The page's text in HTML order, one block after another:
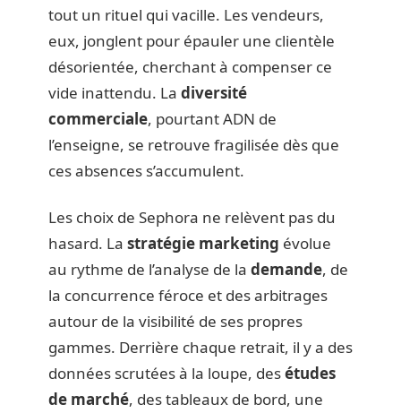
tout un rituel qui vacille. Les vendeurs,
eux, jonglent pour épauler une clientèle
désorientée, cherchant à compenser ce
vide inattendu. La diversité
commerciale, pourtant ADN de
l’enseigne, se retrouve fragilisée dès que
ces absences s’accumulent.
Les choix de Sephora ne relèvent pas du
hasard. La stratégie marketing évolue
au rythme de l’analyse de la demande, de
la concurrence féroce et des arbitrages
autour de la visibilité de ses propres
gammes. Derrière chaque retrait, il y a des
données scrutées à la loupe, desétudes
de marché, des tableaux de bord, une